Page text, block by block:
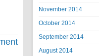
November 2014
October 2014
September 2014
August 2014